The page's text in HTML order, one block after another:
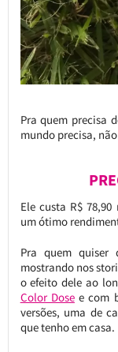
Pra quem precisa
mundo precisa,
Ele custa R$
um ótimo
Pra quem
mostrando nos
o efeito dele ao
Color Dosee com
versões, uma de
que tenho em casa.